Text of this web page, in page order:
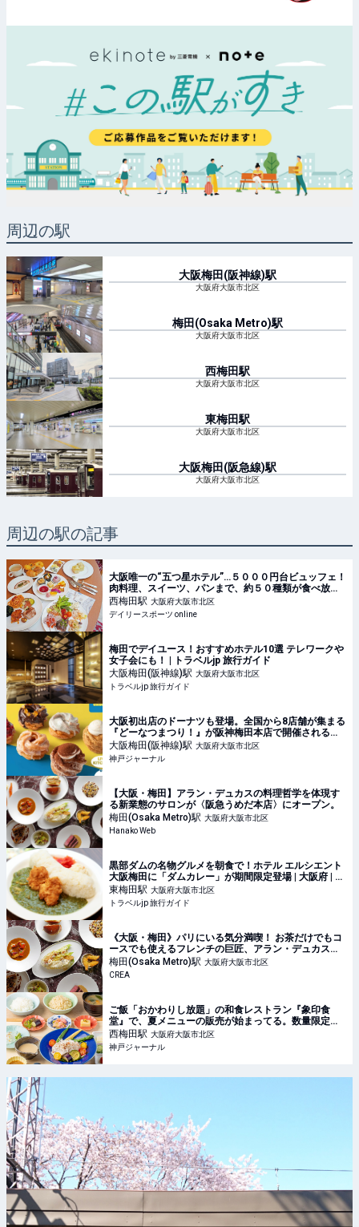
周辺の駅
大阪梅田(阪神線)駅
大阪府大阪市北区
梅田(Osaka Metro)駅
大阪府大阪市北区
西梅田駅
大阪府大阪市北区
東梅田駅
大阪府大阪市北区
大阪梅田(阪急線)駅
大阪府大阪市北区
周辺の駅の記事
大阪唯一の“五つ星ホテル”…５０００円台ビュッフェ！
肉料理、スイーツ、パンまで、約５０種類が食べ放題/
デイリースポーツ online
西梅田駅 大阪府大阪市北区
デイリースポーツ online
梅田でデイユース！おすすめホテル10選 テレワークや
女子会にも！ | トラベルjp 旅行ガイド
大阪梅田(阪神線)駅 大阪府大阪市北区
トラベルjp 旅行ガイド
大阪初出店のドーナツも登場。全国から8店舗が集まる
『どーなつまつり！』が阪神梅田本店で開催されるみ
たい | 神戸ジャーナル
大阪梅田(阪神線)駅 大阪府大阪市北区
神戸ジャーナル
【大阪・梅田】アラン・デュカスの料理哲学を体現す
る新業態のサロンが〈阪急うめだ本店〉にオープン。
梅田(Osaka Metro)駅 大阪府大阪市北区
Hanako Web
黒部ダムの名物グルメを朝食で！ホテル エルシエント
大阪梅田に「ダムカレー」が期間限定登場 | 大阪府 | ト
ラベルjp 旅行ガイド
東梅田駅 大阪府大阪市北区
トラベルjp 旅行ガイド
《大阪・梅田》パリにいる気分満喫！ お茶だけでもコ
ースでも使えるフレンチの巨匠、アラン・デュカス氏
の美しすぎるサロン
梅田(Osaka Metro)駅 大阪府大阪市北区
CREA
ご飯「おかわりし放題」の和食レストラン『象印食
堂』で、夏メニューの販売が始まってる。数量限定の
ランチなど | 神戸ジャーナル
西梅田駅 大阪府大阪市北区
神戸ジャーナル